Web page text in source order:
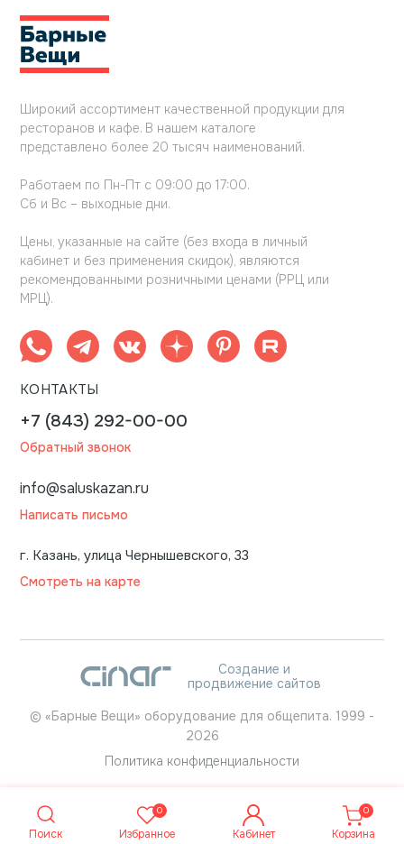
Поиск
0
Избранное Кабинет
0
Корзина
Широкий ассортимент качественной продукции для
ресторанов и кафе. В нашем каталоге
представлено более 20 тысяч наименований.
Работаем по Пн-Пт с 09:00 до 17:00.
Сб и Вс – выходные дни.
Цены, указанные на сайте (без входа в личный
кабинет и без применения скидок), являются
рекомендованными розничными ценами (РРЦ или
МРЦ).
КОНТАКТЫ
+7 (843) 292-00-00
Обратный звонок
info@saluskazan.ru
Написать письмо
г. Казань, улица Чернышевского, 33
Смотреть на карте
Создание и
продвижение сайтов
© «Барные Вещи» оборудование для общепита. 1999 -
2026
Политика конфиденциальности